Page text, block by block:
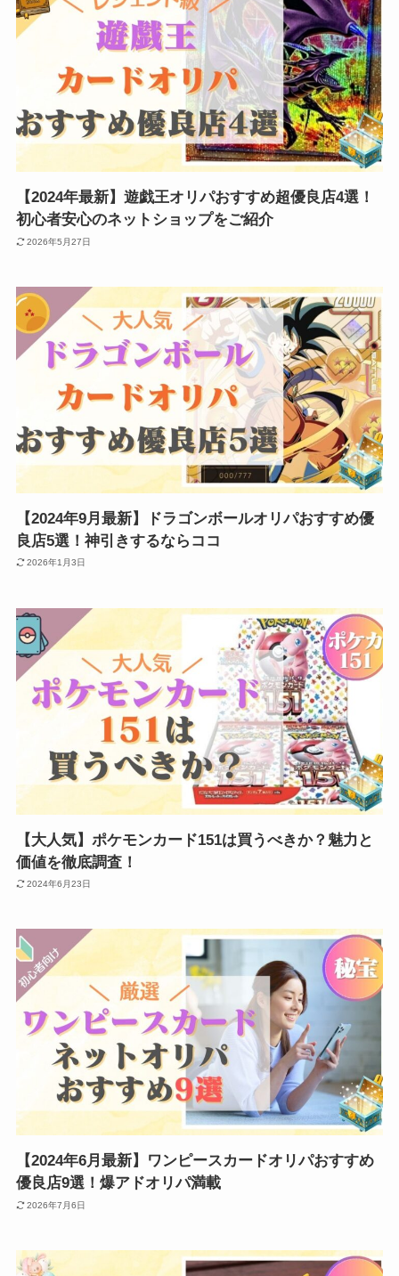
【2024年最新】遊戯王オリパおすすめ超優良店4選！
初心者安心のネットショップをご紹介
2026年5月27日
【2024年9月最新】ドラゴンボールオリパおすすめ優
良店5選！神引きするならココ
2026年1月3日
【大人気】ポケモンカード151は買うべきか？魅力と
価値を徹底調査！
2024年6月23日
【2024年6月最新】ワンピースカードオリパおすすめ
優良店9選！爆アドオリパ満載
2026年7月6日